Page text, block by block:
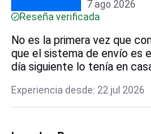
7 ago 2026
Reseña verificada
No es la primera vez que
que el sistema de envío es
día siguiente lo tenía en
Experiencia desde: 22 jul 2026